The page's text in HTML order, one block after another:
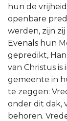
hun de
openbare
werden, zijn
Evenals hun
gepredikt,
van Christus
gemeente in
te zeggen:
onder dit dak,
behoren.